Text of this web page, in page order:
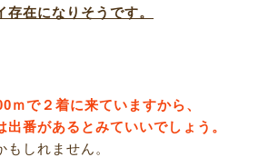
在になりそうです。
ｍで２着に来ていますから、
番があるとみていいでしょう。
しれません。